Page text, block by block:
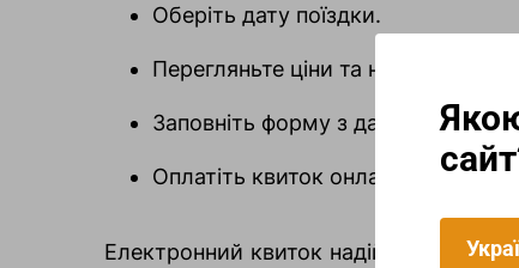
Оберіть дату поїздки.
Перегляньте ціни та наявність
Заповніть форму з даними.
Оплатіть квиток онлайн.
Електронний квиток надійде на Вашу